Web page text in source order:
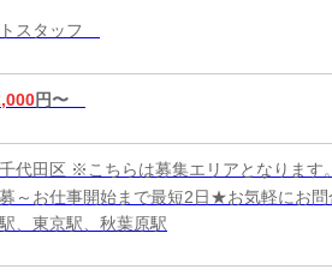
スタッフ
円〜
代田区 ※こちらは募集エリアとなります
～お仕事開始まで最短2日★お気軽にお問
、東京駅、秋葉原駅